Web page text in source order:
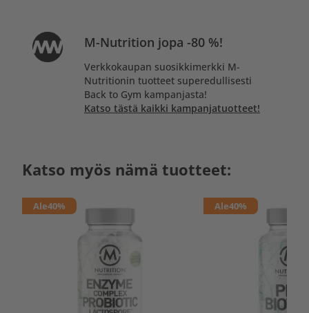
M-Nutrition jopa -80 %!
Verkkokaupan suosikkimerkki M-
Nutritionin tuotteet superedullisesti
Back to Gym kampanjasta!
Katso tästä kaikki kampanjatuotteet!
Katso myös nämä tuotteet:
Ale40% Ale40%